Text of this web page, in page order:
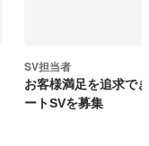
SV担当者
お客様満足を追求で
ートSVを募集